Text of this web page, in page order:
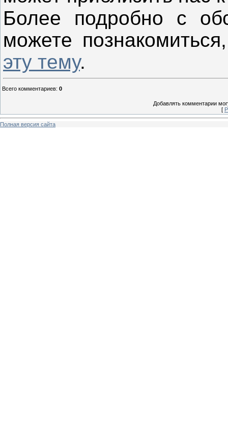
Более подробно с
можете
эту тему.
Всего комментариев: 0
Добавлять комментарии
[
Полная версия сайта